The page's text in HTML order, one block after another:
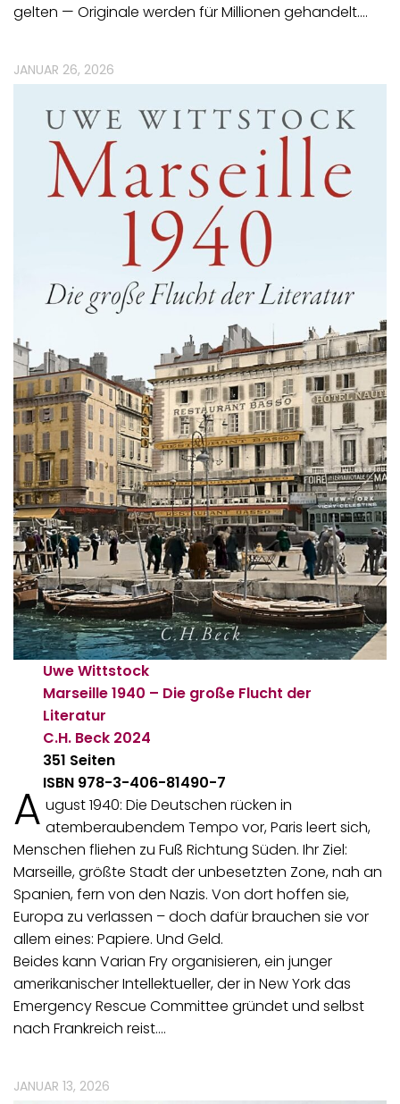
gelten — Originale werden für Millionen gehandelt.…
JANUAR 26, 2026
Uwe Wittstock
Marseille 1940 – Die große Flucht der
Literatur
C.H. Beck 2024
351 Seiten
ISBN 978-3-406-81490-7
A ugust 1940: Die Deutschen rücken in
atemberaubendem Tempo vor, Paris leert sich,
Menschen fliehen zu Fuß Richtung Süden. Ihr Ziel:
Marseille, größte Stadt der unbesetzten Zone, nah an
Spanien, fern von den Nazis. Von dort hoffen sie,
Europa zu verlassen – doch dafür brauchen sie vor
allem eines: Papiere. Und Geld.
Beides kann Varian Fry organisieren, ein junger
amerikanischer Intellektueller, der in New York das
Emergency Rescue Committee gründet und selbst
nach Frankreich reist.…
JANUAR 13, 2026